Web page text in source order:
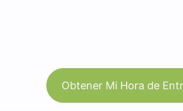
Obtener Mi Hora de